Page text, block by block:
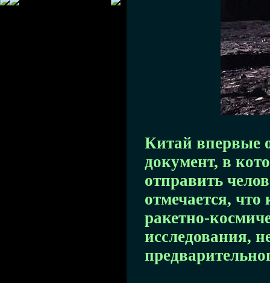
Китай впервые
документ, в
отправить
отмечается,
ракетно-
исследования,